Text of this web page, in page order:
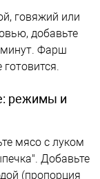
говяжий или
добавьте
минут. Фарш
режимы и
мясо с луком
Добавьте
(пропорция